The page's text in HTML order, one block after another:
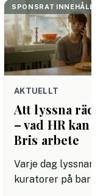
SPONSRAT INNEHÅLL
AKTUELLT
Att lyssna
– vad HR kan
Bris arbete
Varje dag lyssnar
kuratorer på barn